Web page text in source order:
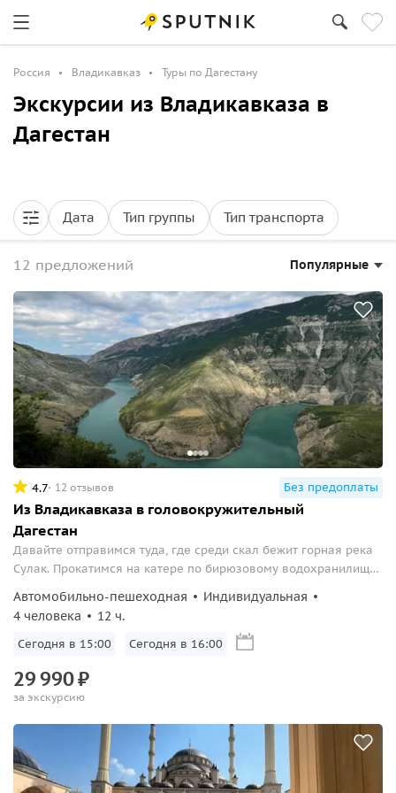
Россия Владикавказ Туры по Дагестану
Экскурсии из Владикавказа в
Дагестан
Дата Тип группы Тип транспорта
12 предложений Популярные
4.7 12 отзывов Без предоплаты
Из Владикавказа в головокружительный
Дагестан
Давайте отправимся туда, где среди скал бежит горная река
Сулак. Прокатимся на катере по бирюзовому водохранилищу
Автомобильно-пешеходная
Индивидуальная
4 человека
12 ч.
Сегодня в 15:00 Сегодня в 16:00
29990₽
за экскурсию
Мы используем cookie, чтобы поиск экскурсий был
удобным для вас. Оставаясь на сайте, вы принимаете
условия